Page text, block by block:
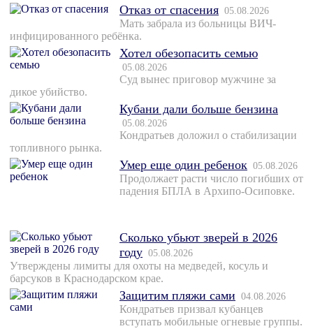
Отказ от спасения 05.08.2026
Мать забрала из больницы ВИЧ-
инфицированного ребёнка.
Хотел обезопасить семью
05.08.2026
Суд вынес приговор мужчине за
дикое убийство.
Кубани дали больше бензина
05.08.2026
Кондратьев доложил о стабилизации
топливного рынка.
Умер еще один ребенок 05.08.2026
Продолжает расти число погибших от
падения БПЛА в Архипо-Осиповке.
Сколько убьют зверей в 2026
году 05.08.2026
Утверждены лимиты для охоты на медведей, косуль и
барсуков в Краснодарском крае.
Защитим пляжи сами 04.08.2026
Кондратьев призвал кубанцев
вступать мобильные огневые группы.